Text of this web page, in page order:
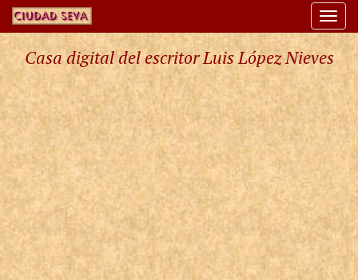
Casa digital del escritor Luis López Nieves